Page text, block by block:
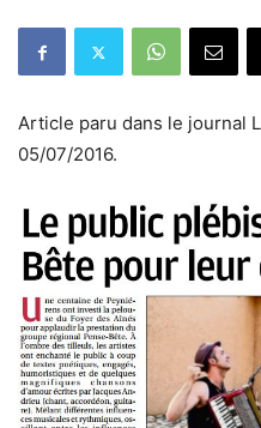
Article paru dans le journal
05/07/2016.